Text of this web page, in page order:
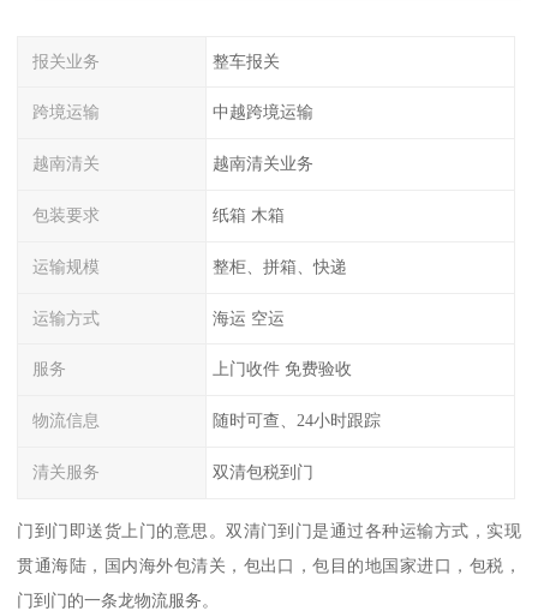
报关业务 整车报关
跨境运输 中越跨境运输
越南清关 越南清关业务
包装要求 纸箱 木箱
运输规模 整柜、拼箱、快递
运输方式 海运 空运
服务 上门收件 免费验收
物流信息 随时可查、24小时跟踪
清关服务 双清包税到门
门到门即送货上门的意思。双清门到门是通过各种运输方式，实现
贯通海陆，国内海外包清关，包出口，包目的地国家进口，包税，
门到门的一条龙物流服务。